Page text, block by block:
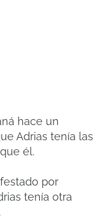
hace un
Adrias tenía las
él.
por
tenía otra